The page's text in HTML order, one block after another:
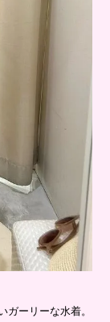
ガーリーな水着。